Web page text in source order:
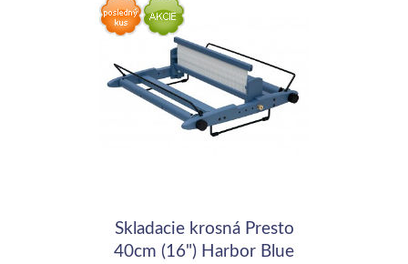
Skladacie krosná Presto
40cm (16") Harbor Blue